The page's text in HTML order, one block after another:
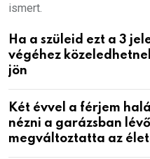
ismert.
Ha a szüleid ezt a 3
végéhez
jön
Két évvel a férjem
nézni a garázsban
megváltoztatta az